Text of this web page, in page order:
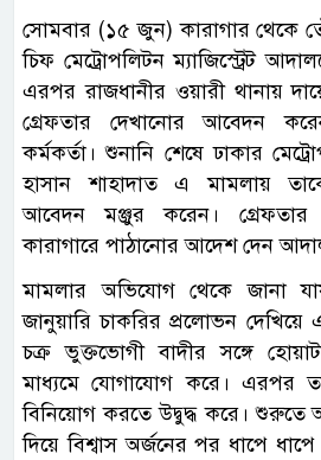
সোমবার (১৫ জুন) কারাগার থেকে
চিফ মেট্রোপলিটন ম্যাজিস্ট্রেট
এরপর রাজধানীর ওয়ারী থানায়
গ্রেফতার দেখানোর আবেদন
কর্মকর্তা। শুনানি শেষে ঢাকার
হাসান শাহাদাত এ মামলায়
আবেদন মঞ্জুর করেন।
কারাগারে পাঠানোর আদেশ দেন
মামলার অভিযোগ থেকে জানা
জানুয়ারি চাকরির প্রলোভন
চক্র ভুক্তভোগী বাদীর সঙ্গে
মাধ্যমে যোগাযোগ করে। এরপর
বিনিয়োগ করতে উদ্বুদ্ধ করে। শুরুতে
দিয়ে বিশ্বাস অর্জনের পর ধাপে